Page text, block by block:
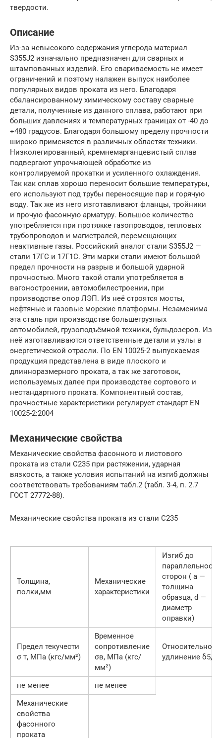
твердости.
Описание
Из-за невысокого содержания углерода материал
S355J2 изначально предназначен для сварных и
штампованных изделий. Его свариваемость не имеет
ограничений и поэтому налажен выпуск наиболее
популярных видов проката из него. Благодаря
сбалансированному химическому составу сварные
детали, полученные из данного сплава, работают при
больших давлениях и температурных границах от -40 до
+480 градусов. Благодаря большому пределу прочности
широко применяется в различных областях техники.
Низколегированный, кремнемарганцевистый сплав
подвергают упрочняющей обработке из
контролируемой прокатки и усиленного охлаждения.
Так как сплав хорошо переносит большие температуры,
его используют под трубы переносящие пар и горячую
воду. Так же из него изготавливают фланцы, тройники
и прочую фасонную арматуру. Большое количество
употребляется при протяжке газопроводов, тепловых
трубопроводов и магистралей, перемещающих
неактивные газы. Российский аналог стали S355J2 —
стали 17ГС и 17Г1С. Эти марки стали имеют большой
предел прочности на разрыв и большой ударной
прочностью. Много такой стали употребляется в
вагоностроении, автомобилестроении, при
производстве опор ЛЭП. Из неё строятся мосты,
нефтяные и газовые морские платформы. Незаменима
эта сталь при производстве большегрузных
автомобилей, грузоподъёмной техники, бульдозеров. Из
неё изготавливаются ответственные детали и узлы в
энергетической отрасли. По EN 10025-2 выпускаемая
продукция представлена в виде плоского и
длинноразмерного проката, а так же заготовок,
используемых далее при производстве сортового и
нестандартного проката. Компонентный состав,
прочностные характеристики регулирует стандарт EN
10025-2:2004
Механические свойства
Механические свойства фасонного и листового
проката из стали С235 при растяжении, ударная
вязкость, а также условия испытаний на изгиб должны
соответствовать требованиям табл.2 (табл. 3-4, п. 2.7
ГОСТ 27772-88).
Механические свойства проката из стали С235
Толщина,
полки,мм
Механические
характеристики
Изгиб до
параллельности
сторон ( а —
толщина
образца, d —
диаметр
оправки)
Предел текучести
σ т, МПа (кгс/мм²)
Временное
сопротивление
σв, МПа (кгс/
мм²)
Относительное
удлинение δ5, %
не менее
не менее
Механические
свойства
фасонного
проката